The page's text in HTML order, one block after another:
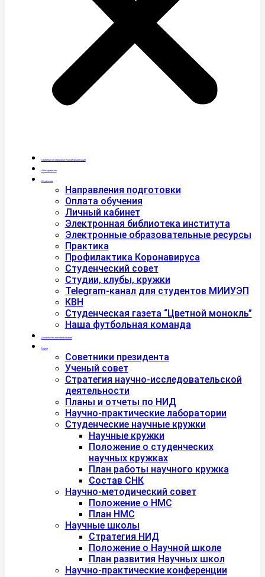
Сведения об образовательной организации
Абитуриентам
Студентам
Направления подготовки
Оплата обучения
Личный кабинет
Электронная библиотека института
Электронные образовательные ресурсы
Практика
Профилактика Коронавируса
Студенческий совет
Студии, клубы, кружки
Telegram-канал для студентов МИИУЭП
КВН
Студенческая газета “Цветной монокль”
Наша футбольная команда
Дополнительное образование
Наука
Советники президента
Ученый совет
Стратегия научно-исследовательской
деятельности
Планы и отчеты по НИД
Научно-практические лаборатории
Студенческие научные кружки
Научные кружки
Положение о студенческих
научных кружках
План работы научного кружка
Состав СНК
Научно-методический совет
Положение о НМС
План НМС
Научные школы
Стратегия НИД
Положение о Научной школе
План развития Научных школ
Научно-практические конференции